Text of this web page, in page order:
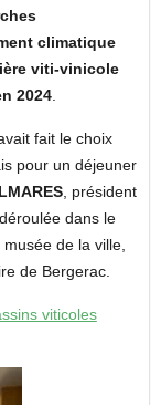
climatique
viti-vinicole
2024.
fait le choix
pour un déjeuner
, président
dans le
de la ville,
de Bergerac.
viticoles